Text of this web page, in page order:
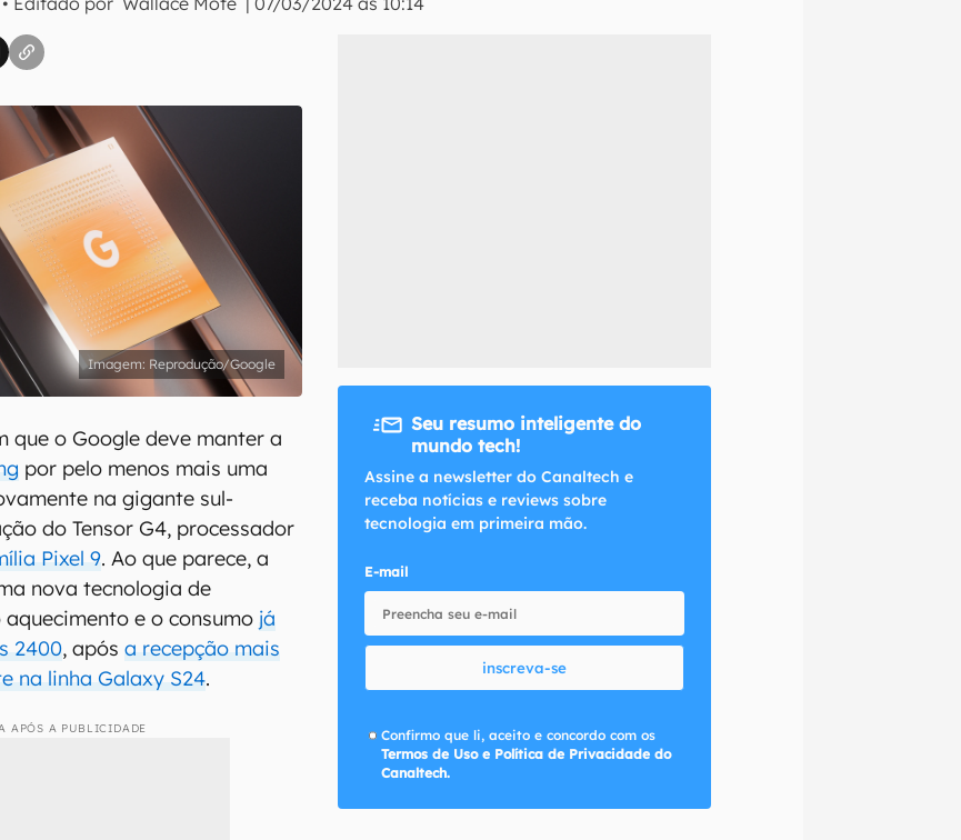
e concordo com os Termos de Uso e Política de Privacidade do Canaltech.
Reprodução/Google
que o Google deve manter a
por pelo menos mais uma
na gigante sul-
do Tensor G4, processador
Pixel 9. Ao que parece, a
nova tecnologia de
e o consumo já
2400, apósa recepção mais
na linha Galaxy S24.
APÓS A PUBLICIDADE
Seu resumo inteligente do
mundo tech!
Assine a newsletter do Canaltech e
receba notícias e reviews sobre
tecnologia em primeira mão.
E-mail
inscreva-se
Confirmo que li, aceito e concordo com os
Termos de Uso e Política de Privacidade do
Canaltech.